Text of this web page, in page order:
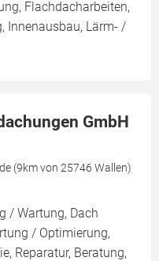
Flachdacharbeiten,
Innenausbau, Lärm- /
GmbH
(9km von 25746 Wallen)
/ Wartung, Dach
/ Optimierung,
Reparatur, Beratung,